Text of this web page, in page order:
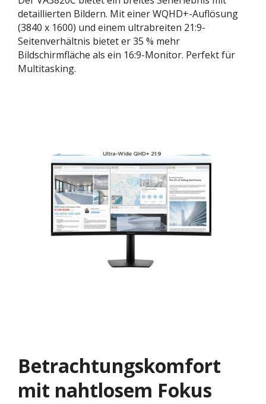
detaillierten Bildern. Mit einer WQHD+-Auflösung
(3840 x 1600) und einem ultrabreiten 21:9-
Seitenverhältnis bietet er 35 % mehr
Bildschirmfläche als ein 16:9-Monitor. Perfekt für
Multitasking.
Betrachtungskomfort
mit nahtlosem Fokus